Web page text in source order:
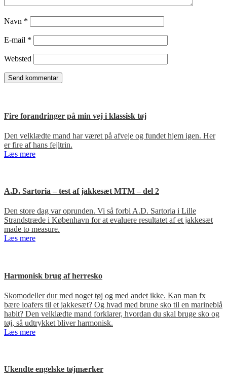
Navn *
E-mail *
Websted
Fire forandringer på min vej i klassisk tøj
Den velklædte mand har været på afveje og fundet hjem igen. Her
er fire af hans fejltrin.
Læs mere
A.D. Sartoria – test af jakkesæt MTM – del 2
Den store dag var oprunden. Vi så forbi A.D. Sartoria i Lille
Strandstræde i København for at evaluere resultatet af et jakkesæt
made to measure.
Læs mere
Harmonisk brug af herresko
Skomodeller dur med noget tøj og med andet ikke. Kan man fx
bære loafers til et jakkesæt? Og hvad med brune sko til en marineblå
habit? Den velklædte mand forklarer, hvordan du skal bruge sko og
tøj, så udtrykket bliver harmonisk.
Læs mere
Ukendte engelske tøjmærker